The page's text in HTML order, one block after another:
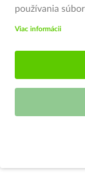
používania
Viac informácii